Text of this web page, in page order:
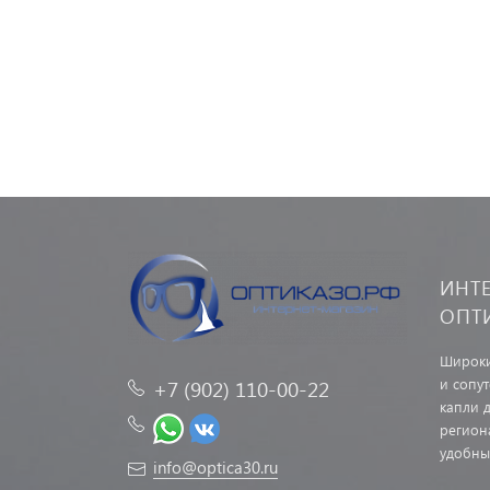
+7 (902) 110-00-22
info@optica30.ru
и
капли